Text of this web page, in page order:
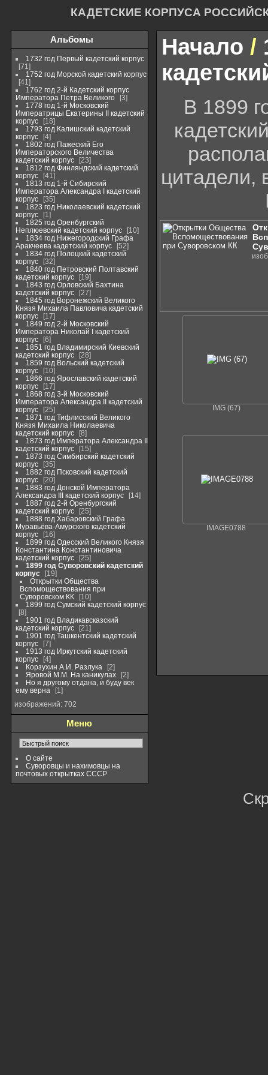
КАДЕТСКИЕ КОРПУСА
Альбомы
1732 год Первый кадетский корпус
71
1752 год Морской кадетский корпус
41
1762 год 2-й Кадетский корпус
Императора Петра Великого
3
1778 год 1-й Московский
Императрицы Екатерины II кадетский
корпус
18
1793 год Калишский кадетский
корпус
4
1802 год Пажеский Его
Императорского Величества
кадетский корпус
23
1812 год Финляндский кадетский
корпус
41
1813 год 1-й Сибирский
Императора Александра I кадетский
корпус
35
1823 год Николаевский кадетский
корпус
1
1825 год Оренбургский
Неплюевский кадетский корпус
10
1834 год Нижегородский Графа
Аракчеева кадетский корпус
52
1834 год Полоцкий кадетский
корпус
32
1840 год Петровский Полтавский
кадетский корпус
19
1843 год Орловский Бахтина
кадетский корпус
27
1845 год Воронежский Великого
Князя Михаила Павловича кадетский
корпус
17
1849 год 2-й Московский
Императора Николай I кадетский
корпус
6
1851 год Владимирский Киевский
кадетский корпус
28
1859 год Вольский кадетский
корпус
10
1866 год Ярославский кадетский
корпус
17
1868 год 3-й Московский
Императора Александра II кадетский
корпус
25
1871 год Тифлисский Великого
Князя Михаила Николаевича
кадетский корпус
8
1873 год Императора Александра II
кадетский корпус
15
1873 год Симбирский кадетский
корпус
35
1882 год Псковский кадетский
корпус
20
1883 год Донской Императора
Александра III кадетский корпус
14
1887 год 2-й Оренбургский
кадетский корпус
25
1888 год Хабаровский Графа
Муравьёва-Амурского кадетский
корпус
16
1899 год Одесский Великого Князя
Константина Константиновича
кадетский корпус
25
1899 год Суворовский кадетский
корпус
19
Открытки Общества
Вспомоществования при
Суворовском КК
10
1899 год Сумский кадетский корпус
8
1901 год Владикавсказский
кадетский корпус
21
1901 год Ташкентский кадетский
корпус
7
1913 год Иркутский кадетский
корпус
4
Корзухин А.И. Разлука
2
Яровой М.М. На каникулах
2
Но я другому отдана, и буду век
ему верна
1
изображений: 702
Меню
О сайте
Суворовцы и нахимовцы на
почтовых открытках СССР
Начало /
В 1899
цитадели,
IMG (67)
IMAGE0788